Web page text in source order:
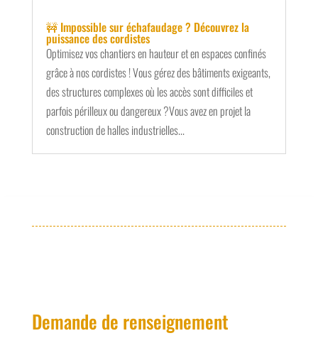
🚧 Impossible sur échafaudage ? Découvrez la
puissance des cordistes
Optimisez vos chantiers en hauteur et en espaces confinés
grâce à nos cordistes ! Vous gérez des bâtiments exigeants,
des structures complexes où les accès sont difficiles et
parfois périlleux ou dangereux ?Vous avez en projet la
construction de halles industrielles...
Demande de renseignement